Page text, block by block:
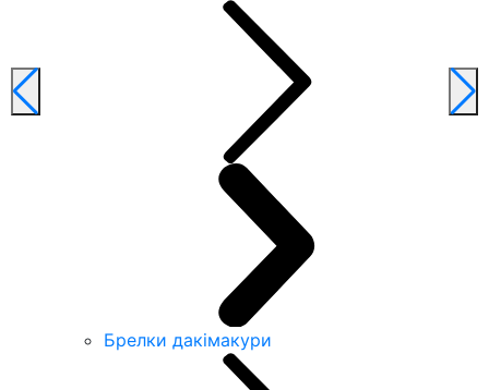
Брелки дакімакури